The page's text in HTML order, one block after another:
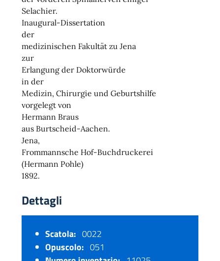
Selachier.
Inaugural-Dissertation
der
medizinischen Fakultät zu Jena
zur
Erlangung der Doktorwürde
in der
Medizin, Chirurgie und Geburtshilfe
vorgelegt von
Hermann Braus
aus Burtscheid-Aachen.
Jena,
Frommannsche Hof-Buchdruckerei
(Hermann Pohle)
1892.
Dettagli
Scatola: 0022
Opuscolo: 051